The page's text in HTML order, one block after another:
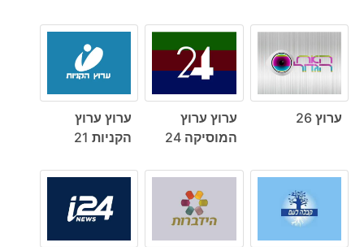
ערוץ 26
ערוץ ערוץ
המוסיקה 24
ערוץ ערוץ
הקניות 21